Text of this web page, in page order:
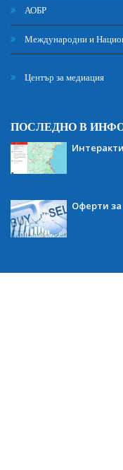
АОБР
Международни и
Център за медиация
ПОСЛЕДНО В
Оферти